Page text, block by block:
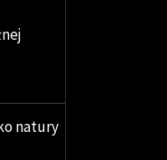
natury